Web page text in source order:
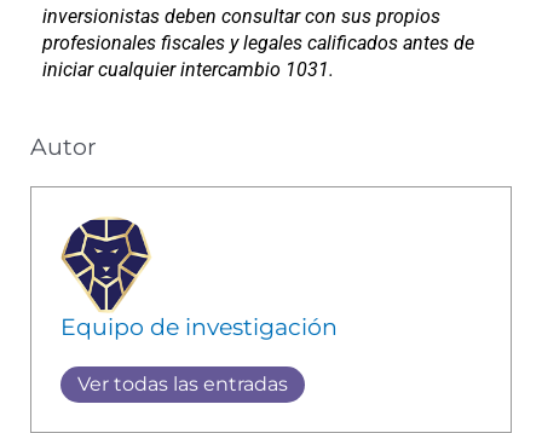
inversionistas deben consultar con sus propios
profesionales fiscales y legales calificados antes de
iniciar cualquier intercambio 1031.
Autor
Equipo de investigación
Ver todas las entradas